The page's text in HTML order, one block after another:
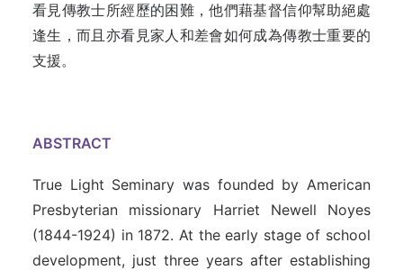
看見傳教士所經歷的困難，他們藉基督信仰幫助絕處
逢生，而且亦看見家人和差會如何成為傳教士重要的
支援。
ABSTRACT
True Light Seminary was founded by American
Presbyterian missionary Harriet Newell Noyes
(1844-1924) in 1872. At the early stage of school
development, just three years after establishing